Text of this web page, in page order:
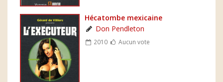
Hécatombe mexicaine
Don Pendleton
2010 Aucun vote